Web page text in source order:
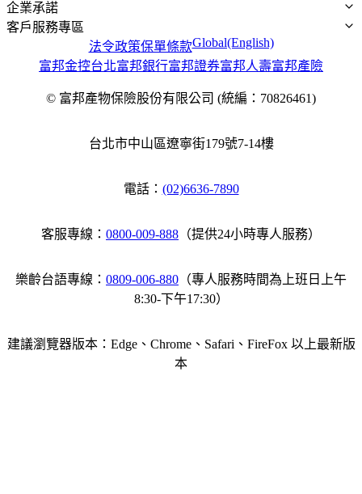
公司概況
最新消息
公開資訊
服務據點
企業承諾
企業永續
金融大回饋
公平待客
客戶服務專區
富邦小管家
LINE CALL
服務據點總覽
法令政策保單條款Global(English)
富邦金控台北富邦銀行富邦證券富邦人壽富邦產險
© 富邦產物保險股份有限公司 (統編：70826461)
台北市中山區遼寧街179號7-14樓
電話： (02)6636-7890
客服專線： 0800-009-888 （提供24小時專人服務）
樂齡台語專線： 0809-006-880 （專人服務時間為上班日上午
8:30-下午17:30）
建議瀏覽器版本：Edge、Chrome、Safari、FireFox 以上最新版
本